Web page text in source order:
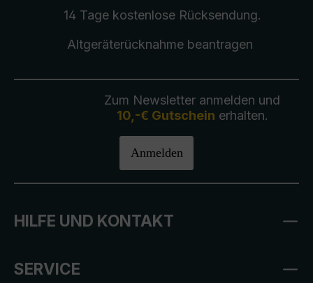
14 Tage kostenlose Rücksendung.
Altgeräterücknahmebeantragen
Zum Newsletter anmelden und
10,-€ Gutschein erhalten.
Anmelden
HILFE UND KONTAKT
SERVICE